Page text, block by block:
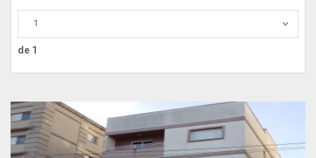
1
de 1